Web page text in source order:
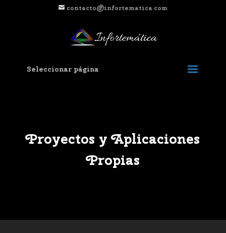
contacto@infortematica.com
Seleccionar página
Proyectos y Aplicaciones
Propias